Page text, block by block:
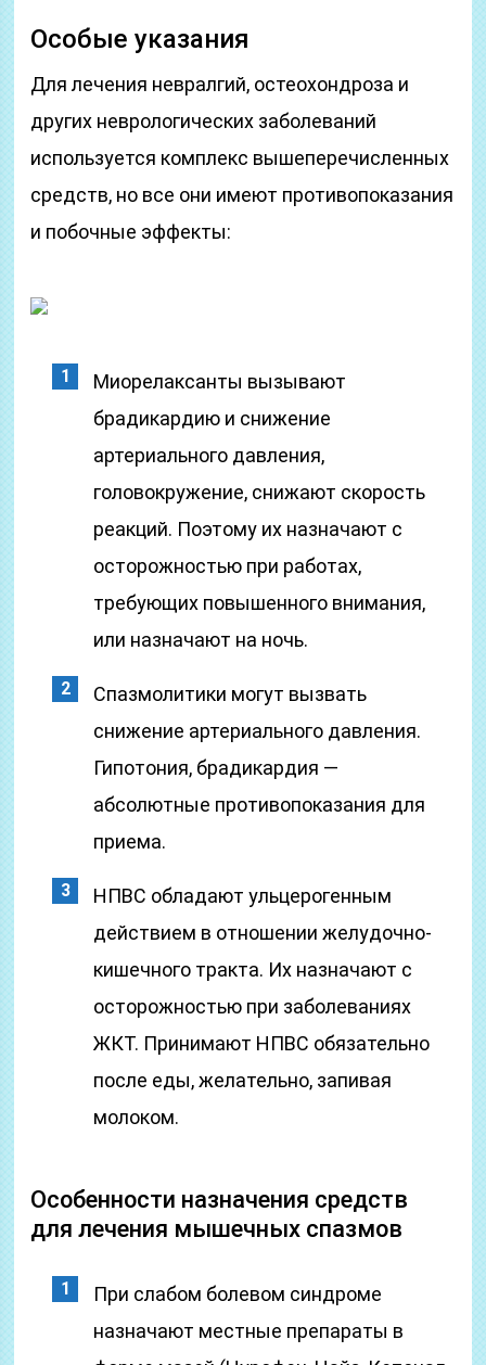
Особые указания
Для лечения невралгий, остеохондроза и
других неврологических заболеваний
используется комплекс вышеперечисленных
средств, но все они имеют противопоказания
и побочные эффекты:
Миорелаксанты вызывают
брадикардию и снижение
артериального давления,
головокружение, снижают скорость
реакций. Поэтому их назначают с
осторожностью при работах,
требующих повышенного внимания,
или назначают на ночь.
Спазмолитики могут вызвать
снижение артериального давления.
Гипотония, брадикардия —
абсолютные противопоказания для
приема.
НПВС обладают ульцерогенным
действием в отношении желудочно-
кишечного тракта. Их назначают с
осторожностью при заболеваниях
ЖКТ. Принимают НПВС обязательно
после еды, желательно, запивая
молоком.
Особенности назначения средств
для лечения мышечных спазмов
При слабом болевом синдроме
назначают местные препараты в